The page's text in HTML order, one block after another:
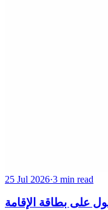
25 Jul 2026·3 min read
على بطاقة الإقامة